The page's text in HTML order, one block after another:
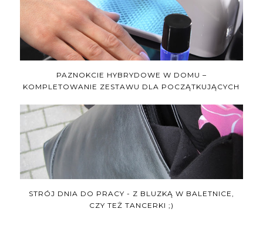
PAZNOKCIE HYBRYDOWE W DOMU –
KOMPLETOWANIE ZESTAWU DLA POCZĄTKUJĄCYCH
STRÓJ DNIA DO PRACY - Z BLUZKĄ W BALETNICE,
CZY TEŻ TANCERKI ;)